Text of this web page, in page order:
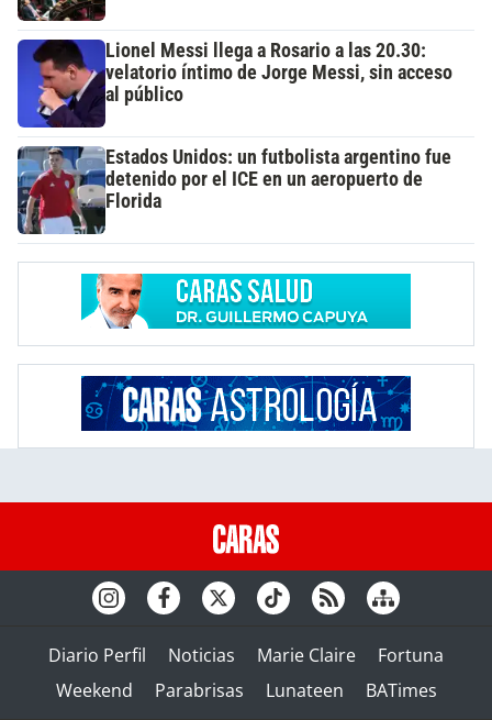
Lionel Messi llega a Rosario a las 20.30:
velatorio íntimo de Jorge Messi, sin acceso
al público
Estados Unidos: un futbolista argentino fue
detenido por el ICE en un aeropuerto de
Florida
Diario Perfil Noticias Marie Claire
Fortuna
Weekend
Parabrisas Lunateen BATimes